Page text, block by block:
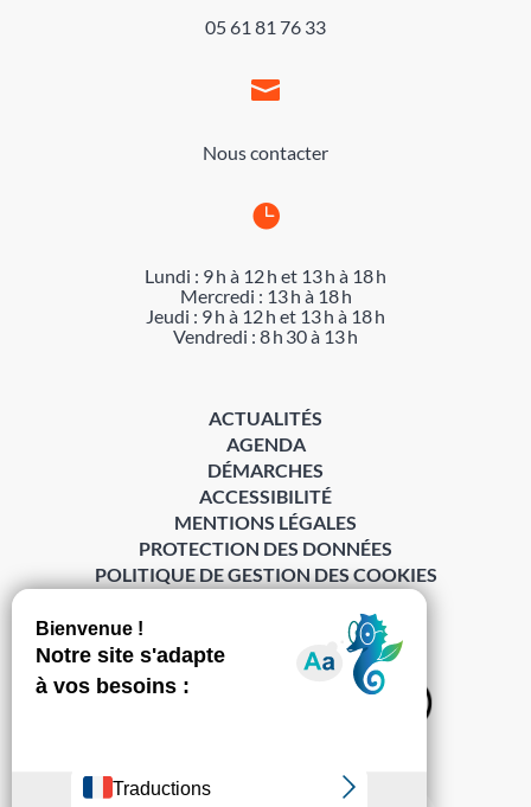
05 61 81 76 33

Nous contacter

Lundi : 9 h à 12 h et 13 h à 18 h
Mercredi : 13 h à 18 h
Jeudi : 9 h à 12 h et 13 h à 18 h
Vendredi : 8 h 30 à 13 h
S’abonner à la Gazette ›
ACTUALITÉS
AGENDA
DÉMARCHES
ACCESSIBILITÉ
MENTIONS LÉGALES
PROTECTION DES DONNÉES
POLITIQUE DE GESTION DES COOKIES